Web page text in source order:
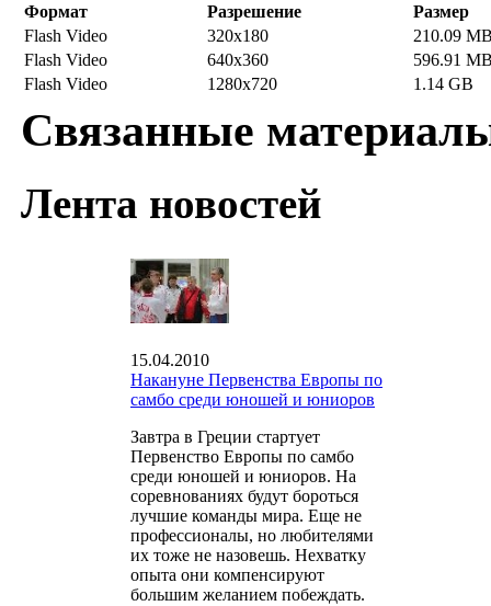
Формат Разрешение
Размер
Flash Video
320x180
210.09
Flash Video
640x360
596.91
Flash Video
1280x720 1.14 GB
Связанные
Лента новостей
15.04.2010
Накануне Первенства Европы по
самбо среди юношей и юниоров
Завтра в Греции стартует
Первенство Европы по самбо
среди юношей и юниоров. На
соревнованиях будут бороться
лучшие команды мира. Еще не
профессионалы, но любителями
их тоже не назовешь. Нехватку
опыта они компенсируют
большим желанием побеждать.